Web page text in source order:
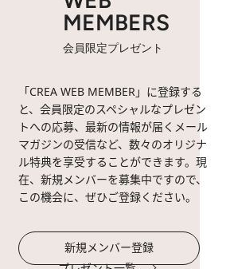
MEMBERS
会員限定プレゼント
「CREA WEB MEMBER」に登録する
と、会員限定のスペシャルなプレゼン
トへの応募、最新の情報が届くメール
マガジンの受信など、数々のオリジナ
ル特典を享受することができます。現
在、新規メンバーを募集中ですので、
この機会に、ぜひご登録ください。
新規メンバー登録